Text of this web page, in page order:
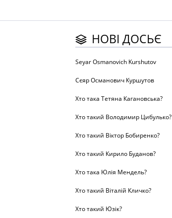
НОВІ ДОСЬЄ
Seyar Osmanovich Kurshutov
Сєяр Османович Куршутов
Хто така Тетяна Кагановська?
Хто такий Володимир Цибулько?
Хто такий Віктор Бобиренко?
Хто такий Кирило Буданов?
Хто така Юлія Мендель?
Хто такий Віталій Кличко?
Хто такий Юзік?